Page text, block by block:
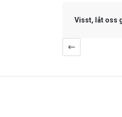
Visst, låt oss